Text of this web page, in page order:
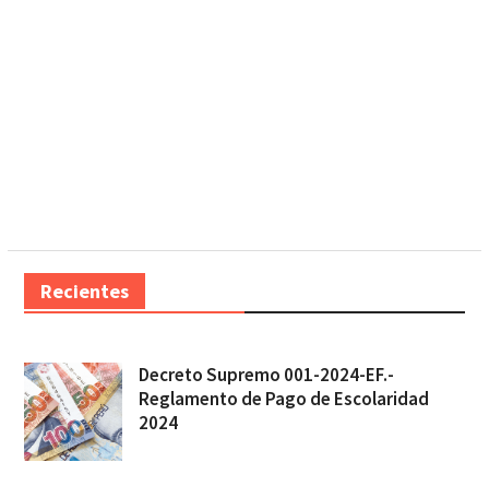
Recientes
Decreto Supremo 001-2024-EF.-
Reglamento de Pago de Escolaridad
2024